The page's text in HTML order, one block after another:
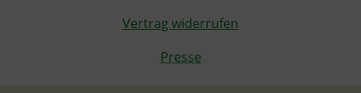
Vertrag widerrufen
Presse